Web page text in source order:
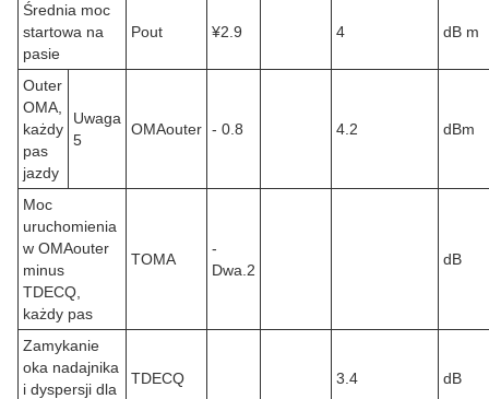
Średnia moc
startowa na
pasie
Pout ¥2.9 4 dB m
Outer
OMA,
każdy
pas
jazdy
Uwaga
5
OMAouter - 0.8 4.2 dBm
Moc
uruchomienia
w OMAouter
minus
TDECQ,
każdy pas
TOMA
-
Dwa.2
dB
Zamykanie
oka nadajnika
i dyspersji dla
TDECQ 3.4 dB